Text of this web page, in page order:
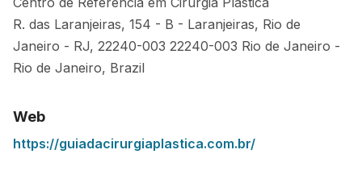
R. das Laranjeiras, 154 - B - Laranjeiras, Rio de
Janeiro - RJ, 22240-003 22240-003 Rio de Janeiro -
Rio de Janeiro, Brazil
Web
https://guiadacirurgiaplastica.com.br/